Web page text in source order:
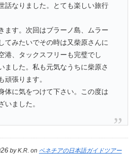
話なりました。とても楽しい旅行
ます。次回はブラーノ島、ムラー
てみたいでその時は又柴原さんに
港、タックスフリーも完璧でし
ました。私も元気なうちに柴原さ
頑張ります。
体に気をつけて下さい。この度は
いました。
byK.R. on ベネチアの日本語ガイドツアー